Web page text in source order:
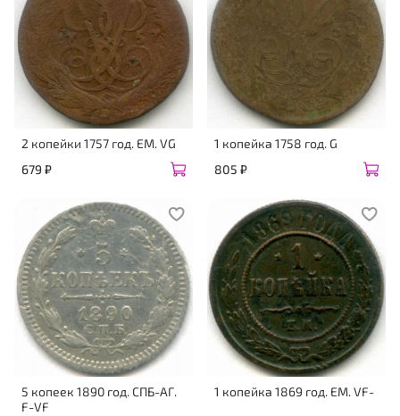
2 копейки 1757 год. ЕМ. VG
679 ₽
1 копейка 1758 год. G
805 ₽
5 копеек 1890 год. СПБ-АГ.
F-VF
1 копейка 1869 год. ЕМ. VF-